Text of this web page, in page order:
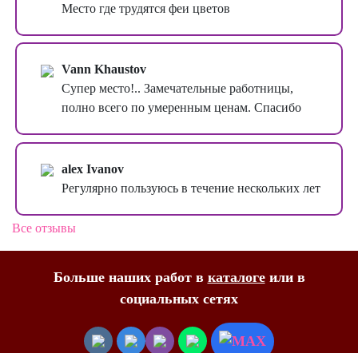
Место где трудятся феи цветов
Vann Khaustov
Супер место!.. Замечательные работницы,
полно всего по умеренным ценам. Спасибо
alex Ivanov
Регулярно пользуюсь в течение нескольких лет
Все отзывы
Больше наших работ в каталогеили в
социальных сетях